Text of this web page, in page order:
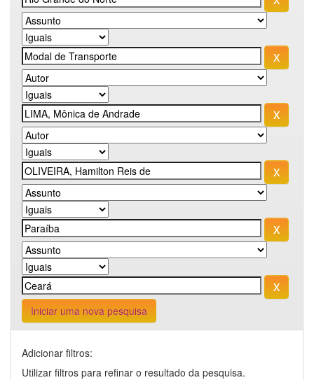
Iniciar uma nova pesquisa
Adicionar filtros:
Utilizar filtros para refinar o resultado da pesquisa.